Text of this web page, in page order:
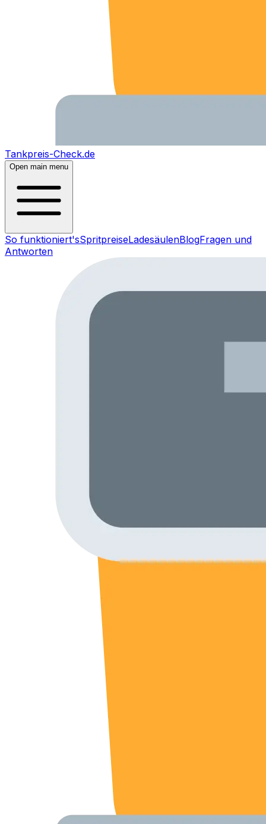
Tankpreis-Check.de
Open main menu
So funktioniert'sSpritpreiseLadesäulenBlogFragen und
Antworten